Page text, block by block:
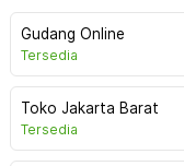
Gudang Online
Tersedia
Toko Jakarta Barat
Tersedia